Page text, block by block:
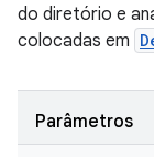
do diretório e
colocadas em
Parâmetros